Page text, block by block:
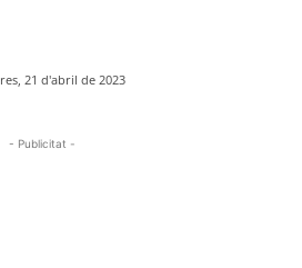
21 d'abril de 2023
- Publicitat -